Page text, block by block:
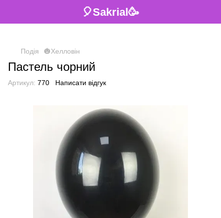
🎈Sakrial🥳
Подія 🎃Хелловін
Пастель чорний
Артикул: 770 Написати відгук